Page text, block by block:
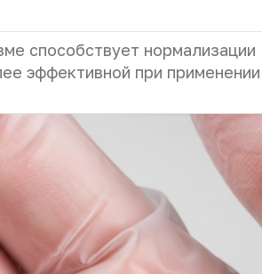
способствует нормализации
эффективной при применении